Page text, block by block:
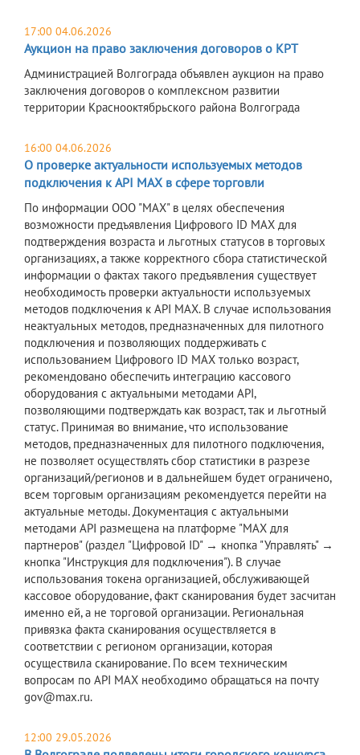
17:00 04.06.2026
Аукцион на право заключения договоров о КРТ
Администрацией Волгограда объявлен аукцион на право
заключения договоров о комплексном развитии
территории Краснооктябрьского района Волгограда
16:00 04.06.2026
О проверке актуальности используемых методов
подключения к API MAX в сфере торговли
По информации ООО "МАХ" в целях обеспечения
возможности предъявления Цифрового ID MAX для
подтверждения возраста и льготных статусов в торговых
организациях, а также корректного сбора статистической
информации о фактах такого предъявления существует
необходимость проверки актуальности используемых
методов подключения к API MAX. В случае использования
неактуальных методов, предназначенных для пилотного
подключения и позволяющих поддерживать с
использованием Цифрового ID MAX только возраст,
рекомендовано обеспечить интеграцию кассового
оборудования с актуальными методами API,
позволяющими подтверждать как возраст, так и льготный
статус. Принимая во внимание, что использование
методов, предназначенных для пилотного подключения,
не позволяет осуществлять сбор статистики в разрезе
организаций/регионов и в дальнейшем будет ограничено,
всем торговым организациям рекомендуется перейти на
актуальные методы. Документация с актуальными
методами API размещена на платформе "МАХ для
партнеров" (раздел "Цифровой ID" → кнопка "Управлять" →
кнопка "Инструкция для подключения"). В случае
использования токена организацией, обслуживающей
кассовое оборудование, факт сканирования будет засчитан
именно ей, а не торговой организации. Региональная
привязка факта сканирования осуществляется в
соответствии с регионом организации, которая
осуществила сканирование. По всем техническим
вопросам по API MAX необходимо обращаться на почту
gov@max.ru.
12:00 29.05.2026